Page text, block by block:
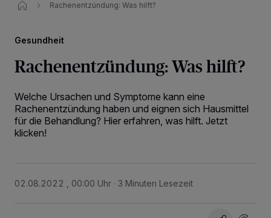
Rachenentzündung: Was hilft?
Gesundheit
Rachenentzündung: Was hilft?
Welche Ursachen und Symptome kann eine
Rachenentzündung haben und eignen sich Hausmittel
für die Behandlung? Hier erfahren, was hilft. Jetzt
klicken!
02.08.2022 , 00:00 Uhr 3 Minuten Lesezeit